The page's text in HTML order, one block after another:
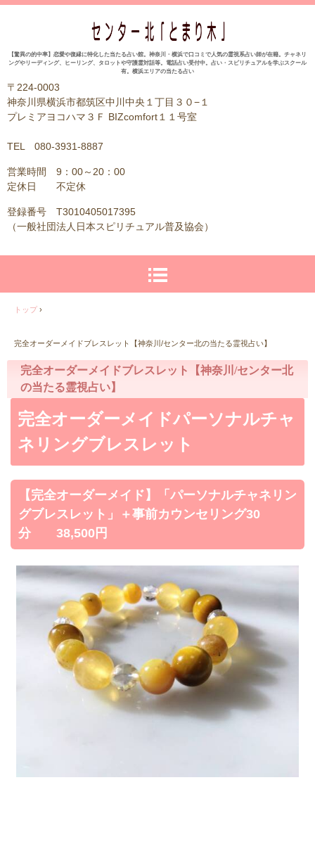
【驚異の的中率】恋愛や復縁に特化した当たる占い館。神奈川・横浜で口コミで人気の霊視系占い師が在籍。チャネリ
ングやリーディング、ヒーリング、タロットや守護霊対話等。電話占い受付中。占い・スピリチュアルを学ぶスクール
有。横浜エリアの当たる占い
〒224-0003
神奈川県横浜市都筑区中川中央１丁目３０−１
プレミアヨコハマ３Ｆ BIZcomfort１１号室
TEL 080-3931-8887
営業時間 9：00～20：00
定休日 不定休
登録番号 T3010405017395
（一般社団法人日本スピリチュアル普及協会）
トップ ›
完全オーダーメイドブレスレット【神奈川/センター北の当たる霊視占い】
完全オーダーメイドブレスレット【神奈川/センター北
の当たる霊視占い】
完全オーダーメイドパーソナルチャ
ネリングブレスレット
【完全オーダーメイド】「パーソナルチャネリン
グブレスレット」＋事前カウンセリング30
分 38,500円